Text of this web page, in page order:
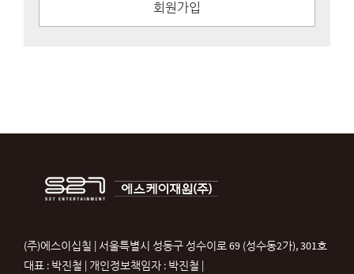
회원가입
(주)에스이십칠 | 서울특별시 성동구 성수이로 69 (성수동2가), 301호
대표 : 박진철 | 개인정보책임자 : 박진철 |